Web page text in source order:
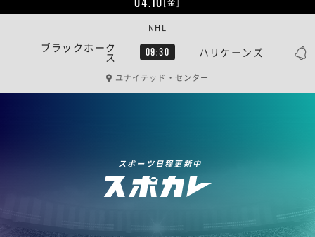
[金]
ブラックホーク
ス 09:30 ハリケーンズ
NHL
ユナイテッド・センター
スポーツ日程更新中